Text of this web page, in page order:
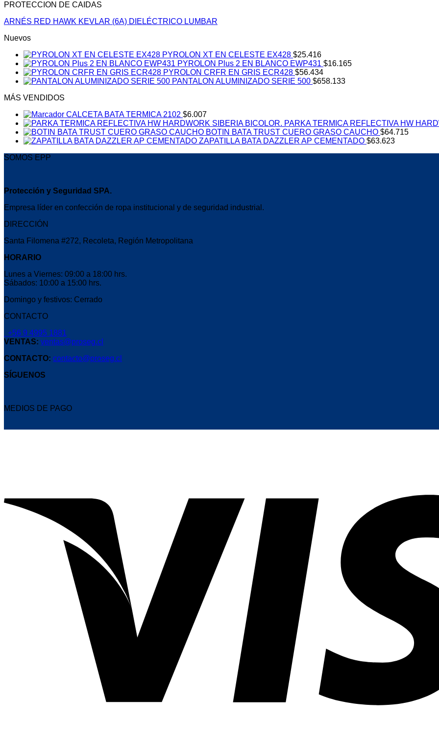
PROTECCION DE CAIDAS
ARNÉS RED HAWK KEVLAR (6A) DIELÉCTRICO LUMBAR
Nuevos
PYROLON XT EN CELESTE EX428 $25.416
PYROLON Plus 2 EN BLANCO EWP431 $16.165
PYROLON CRFR EN GRIS ECR428 $56.434
PANTALON ALUMINIZADO SERIE 500 $658.133
MÁS VENDIDOS
CALCETA BATA TERMICA 2102 $6.007
PARKA TERMICA REFLECTIVA HW
BOTIN BATA TRUST CUERO GRASO CAUCHO $64.715
ZAPATILLA BATA DAZZLER AP CEMENTADO $63.623
SOMOS EPP
Protección y Seguridad SPA.
Empresa líder en confección de ropa institucional y de seguridad industrial.
DIRECCIÓN
Santa Filomena #272, Recoleta, Región Metropolitana
HORARIO
Lunes a Viernes: 09:00 a 18:00 hrs.
Sábados: 10:00 a 15:00 hrs.
Domingo y festivos: Cerrado
CONTACTO
+56 9 4995 1881
VENTAS: ventas@proseg.cl
CONTACTO: contacto@proseg.cl
SÍGUENOS
MEDIOS DE PAGO